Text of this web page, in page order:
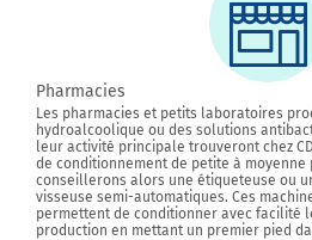
Pharmacies
Les pharmacies et petits laboratoires
hydroalcoolique ou des solutions
leur activité principale trouveront chez
de conditionnement de petite à
conseillerons alors une étiqueteuse ou
visseuse semi-automatiques. Ces
permettent de conditionner avec facilité
production en mettant un premier pied